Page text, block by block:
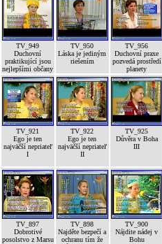
TV_949
Duchovní
praktikující jsou
nejlepšími občany
TV_950
Láska je jediným
riešením
TV_956
Duchovní praxe
pozvedá prostředí
planety
TV_921
Ego je ten
najväčší nepriateľ
I
TV_922
Ego je ten
najväčší nepriateľ
II
TV_925
Důvěra v Boha
III
TV_897
Dobrotivé
posolstvo z Marsu
TV_898
Najděte bezpečí a
ochranu tím že
TV_900
Nájdite nádej v
Bohu